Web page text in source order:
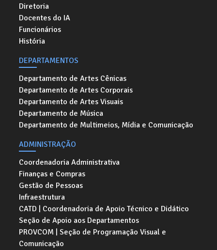
Diretoria
Docentes do IA
Funcionários
História
DEPARTAMENTOS
Departamento de Artes Cênicas
Departamento de Artes Corporais
Departamento de Artes Visuais
Departamento de Música
Departamento de Multimeios, Mídia e Comunicação
ADMINISTRAÇÃO
Coordenadoria Administrativa
Finanças e Compras
Gestão de Pessoas
Infraestrutura
CATD | Coordenadoria de Apoio Técnico e Didático
Seção de Apoio aos Departamentos
PROVCOM | Seção de Programação Visual e
Comunicação